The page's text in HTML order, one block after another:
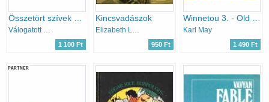
1 100 Ft
Kincsvadászok
950 Ft
Karl May
1 490 Ft
PARTNER